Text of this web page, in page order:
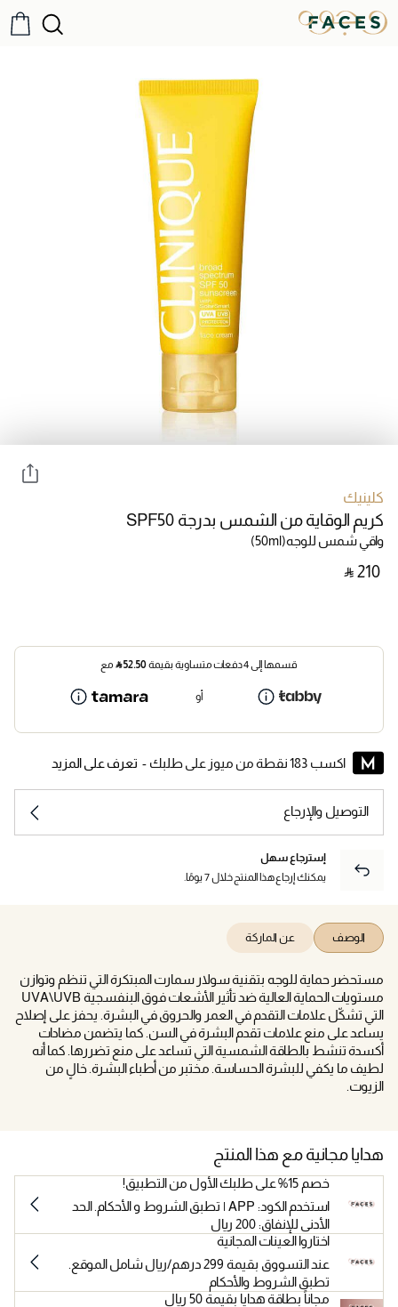
كلينيك
كريم الوقاية من الشمس بدرجة SPF50
واقي شمس للوجه(50ml)
‎ ⃁ ⁦210⁩ ‎
قسمها إلى 4 دفعات متساوية بقيمة 52.50
⃁ مع
أو
اكسب 183 نقطة من ميوز على طلبك - تعرف على المزيد
التوصيل والإرجاع
إسترجاع سهل
يمكنك إرجاع هذا المنتج خلال 7 يومًا.
الوصف عن الماركة
مستحضر حماية للوجه بتقنية سولار سمارت المبتكرة التي تنظم وتوازن
مستويات الحماية العالية ضد تأثير الأشعات فوق البنفسجية UVA\UVB
التي تشكّل علامات التقدم في العمر والحروق في البشرة. يحفز على إصلاح
يساعد على منع علامات تقدم البشرة في السن. كما يتضمن مضادات
أكسدة تنشط بالطاقة الشمسية التي تساعد على منع تضررها. كما أنه
لطيف ما يكفي للبشرة الحساسة. مختبر من أطباء البشرة. خالٍ من
الزيوت.
هدايا مجانية مع هذا المنتج
خصم 15% على طلبك الأول من التطبيق!
استخدم الكود: APP | تطبق الشروط و الأحكام. الحد
الأدنى للإنفاق: 200 ريال
اختاروا العينات المجانية
عند التسووق بقيمة 299 درهم/ريال شامل الموقع.
تطبق الشروط والأحكام
مجاناً بطاقة هدايا بقيمة 50 ريال